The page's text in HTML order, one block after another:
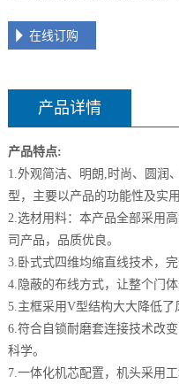
在线订购
产品详情
产品特点:
1.外观简洁、明朗,时尚、圆润
型，主要以产品的功能性及实用
2.选材用料：本产品全部采用
司产品，品质优良。
3.卧式式四维均缩直线技术，
4.隐蔽的布线方式，让整个门体
5.主框采用V型结构大大降低了
6.符合自锁耐磨套连接技术改
科学。
7.一体化机芯配置，机头采用